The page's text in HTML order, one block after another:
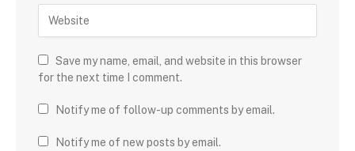
Save my name, email, and website in this browser
for the next time I comment.
Notify me of follow-up comments by email.
Notify me of new posts by email.